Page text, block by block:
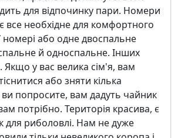
для відпочинку пари. Номери
все необхідне для комфортного
або одне двоспальне
й односпальне. Інших
Якщо у вас велика сім'я, вам
або зняти кілька
попросите, вам дадуть чайник
потрібно. Територія красива, є
для риболовлі. Нам не дуже